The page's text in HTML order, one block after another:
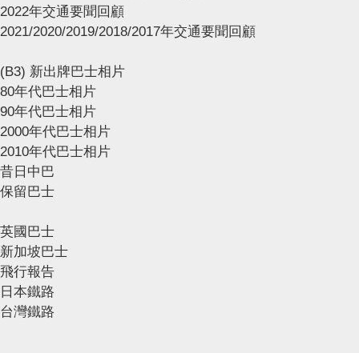
2022年交通要聞回顧
2021/2020/2019/2018/2017年交通要聞回顧
(B3) 新出牌巴士相片
80年代巴士相片
90年代巴士相片
2000年代巴士相片
2010年代巴士相片
昔日中巴
保留巴士
英國巴士
新加坡巴士
飛行報告
日本鐵路
台灣鐵路